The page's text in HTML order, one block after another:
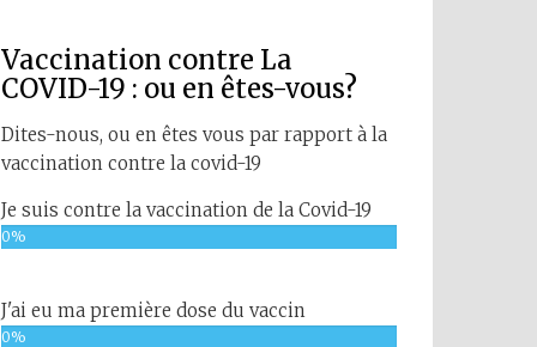
Vaccination contre La
COVID-19 : ou en êtes-vous?
Dites-nous, ou en êtes vous par rapport à la
vaccination contre la covid-19
Je suis contre la vaccination de la Covid-19
0%
J'ai eu ma première dose du vaccin
0%